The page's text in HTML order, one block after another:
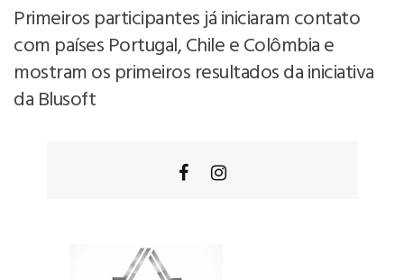
Primeiros participantes já iniciaram contato
com países Portugal, Chile e Colômbia e
mostram os primeiros resultados da iniciativa
da Blusoft